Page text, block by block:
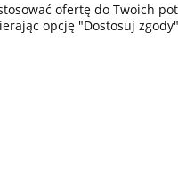
ofertę do Twoich
opcję "Dostosuj